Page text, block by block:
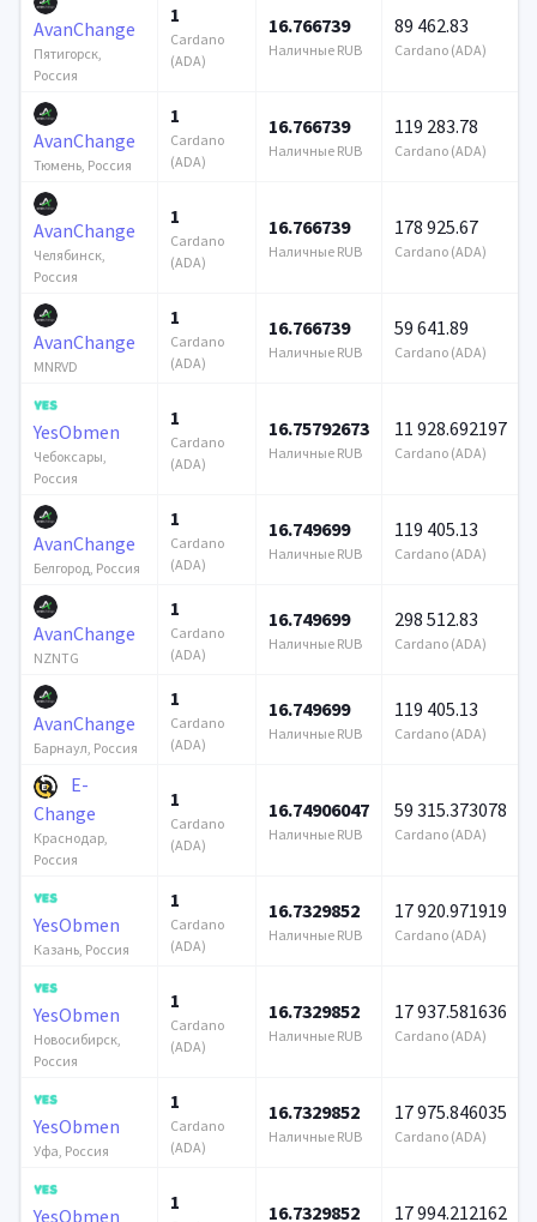
AvanChange
Пятигорск,
Россия
1
Cardano
(ADA)
16.766739
Наличные RUB
89 462.83
Cardano (ADA)
AvanChange
Тюмень, Россия
1
Cardano
(ADA)
16.766739
Наличные RUB
119 283.78
Cardano (ADA)
AvanChange
Челябинск,
Россия
1
Cardano
(ADA)
16.766739
Наличные RUB
178 925.67
Cardano (ADA)
AvanChange
MNRVD
1
Cardano
(ADA)
16.766739
Наличные RUB
59 641.89
Cardano (ADA)
YesObmen
Чебоксары,
Россия
1
Cardano
(ADA)
16.75792673
Наличные RUB
11 928.692197
Cardano (ADA)
AvanChange
Белгород, Россия
1
Cardano
(ADA)
16.749699
Наличные RUB
119 405.13
Cardano (ADA)
AvanChange
NZNTG
1
Cardano
(ADA)
16.749699
Наличные RUB
298 512.83
Cardano (ADA)
AvanChange
Барнаул, Россия
1
Cardano
(ADA)
16.749699
Наличные RUB
119 405.13
Cardano (ADA)
E-
Change
Краснодар,
Россия
1
Cardano
(ADA)
16.74906047
Наличные RUB
59 315.373078
Cardano (ADA)
YesObmen
Казань, Россия
1
Cardano
(ADA)
16.7329852
Наличные RUB
17 920.971919
Cardano (ADA)
YesObmen
Новосибирск,
Россия
1
Cardano
(ADA)
16.7329852
Наличные RUB
17 937.581636
Cardano (ADA)
YesObmen
Уфа, Россия
1
Cardano
(ADA)
16.7329852
Наличные RUB
17 975.846035
Cardano (ADA)
YesObmen
1 16.7329852 17 994.212162